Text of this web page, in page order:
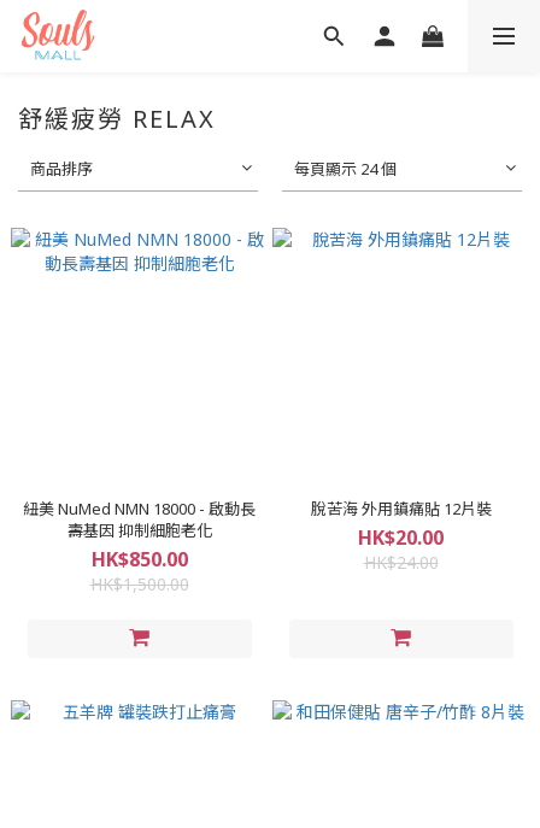
舒緩疲勞 RELAX
商品排序 每頁顯示 24 個
紐美 NuMed NMN 18000 - 啟動長
壽基因 抑制細胞老化
HK$850.00
HK$1,500.00
脫苦海 外用鎮痛貼 12片裝
HK$20.00
HK$24.00